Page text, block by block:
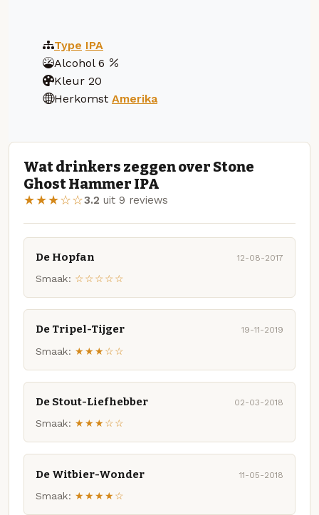
Type IPA
Alcohol 6
Kleur 20
Herkomst Amerika
Wat drinkers zeggen over Stone
Ghost Hammer IPA
★★★☆☆3.2 uit 9 reviews
De Hopfan 12-08-2017
Smaak: ☆☆☆☆☆
De Tripel-Tijger 19-11-2019
Smaak: ★★★☆☆
De Stout-Liefhebber 02-03-2018
Smaak: ★★★☆☆
De Witbier-Wonder 11-05-2018
Smaak: ★★★★☆